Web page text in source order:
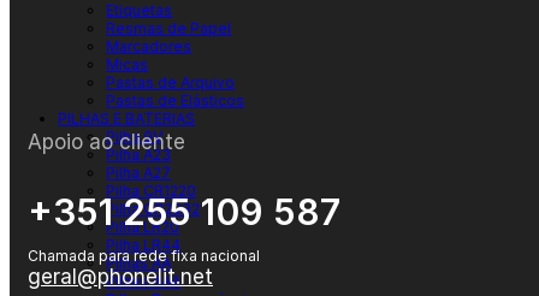
Etiquetas
Resmas de Papel
Marcadores
Micas
Pastas de Arquivo
Pastas de Elásticos
PILHAS E BATERIAS
Pilha 9V
Pilha A23
Pilha A27
Pilha CR1220
Pilha CR2032
Pilha LR20
Pilha LR44
Pilhas AA
Pilhas AAA
Apoio ao cliente
+351 255 109 587
Chamada para rede fixa nacional
geral@phonelit.net